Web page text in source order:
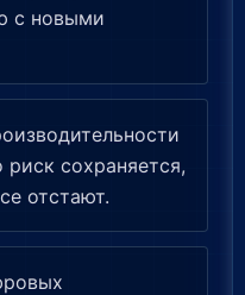
с новыми
риск сохраняется,
отстают.